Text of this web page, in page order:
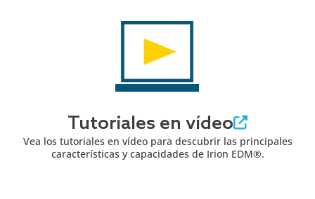
Tutoriales en vídeo
Vea los tutoriales en vídeo para descubrir las principales
características y capacidades de Irion EDM®.